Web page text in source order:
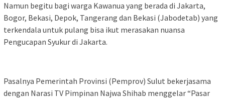
Namun begitu bagi warga Kawanua yang berada di Jakarta,
Bogor, Bekasi, Depok, Tangerang dan Bekasi (Jabodetab) yang
terkendala untuk pulang bisa ikut merasakan nuansa
Pengucapan Syukur di Jakarta.
Pasalnya Pemerintah Provinsi (Pemprov) Sulut bekerjasama
dengan Narasi TV Pimpinan Najwa Shihab menggelar “Pasar